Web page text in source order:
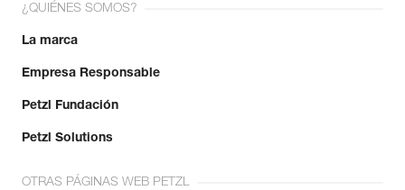
¿QUIÉNES SOMOS?
La marca
Empresa Responsable
Petzl Fundación
Petzl Solutions
OTRAS PÁGINAS WEB PETZL